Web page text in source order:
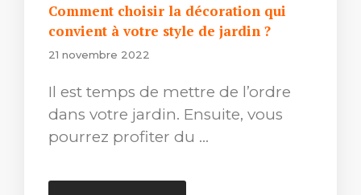
Comment choisir la décoration qui
convient à votre style de jardin ?
21 novembre 2022
Il est temps de mettre de l’ordre
dans votre jardin. Ensuite, vous
pourrez profiter du …